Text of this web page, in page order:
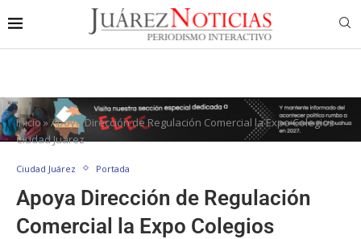
Inicio»Apoya Dirección de Regulación Comercial la Expo Colegios
Ciudad Juárez
Ciudad Juárez Portada
Apoya Dirección de Regulación
Comercial la Expo Colegios